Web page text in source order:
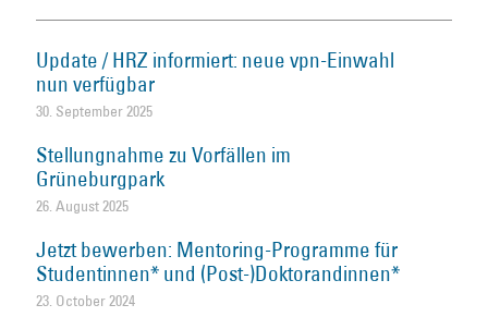
Update / HRZ informiert: neue vpn-Einwahl
nun verfügbar
30. September 2025
Stellungnahme zu Vorfällen im
Grüneburgpark
26. August 2025
Jetzt bewerben: Mentoring-Programme für
Studentinnen* und (Post-)Doktorandinnen*
23. October 2024